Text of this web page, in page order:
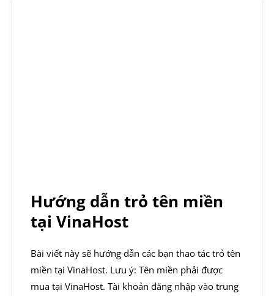
Hướng dẫn trỏ tên miền
tại VinaHost
Bài viết này sẽ hướng dẫn các bạn thao tác trỏ tên
miền tại VinaHost. Lưu ý: Tên miền phải được
mua tại VinaHost. Tài khoản đăng nhập vào trung